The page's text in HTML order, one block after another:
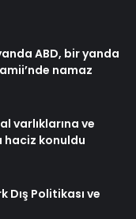
ABD, bir yanda
namaz
varlıklarına ve
haciz konuldu
Dış Politikası ve